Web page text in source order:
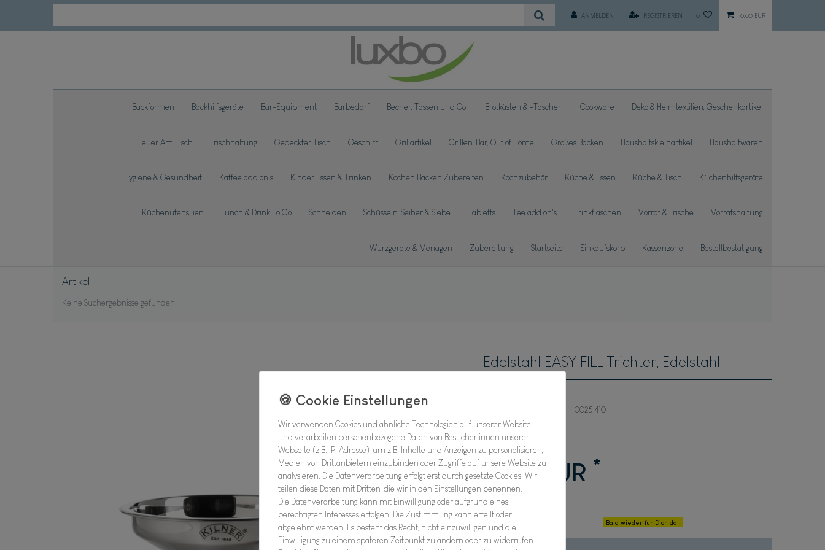
ANMELDEN REGISTRIEREN 0 0,00 EUR
Backformen Backhilfsgeräte Bar-Equipment Barbedarf Becher, Tassen und Co. Brotkästen & -Taschen Cookware Deko & Heimtextilien, Geschenkartikel
Feuer Am Tisch Frischhaltung Gedeckter Tisch Geschirr Grillartikel Grillen, Bar, Out of Home Großes Backen Haushaltskleinartikel Haushaltwaren
Hygiene & Gesundheit Kaffee add on's Kinder Essen & Trinken Kochen Backen Zubereiten Kochzubehör Küche & Essen Küche & Tisch Küchenhilfsgeräte
Küchenutensilien Lunch & Drink To Go Schneiden Schüsseln, Seiher & Siebe Tabletts Tee add on's Trinkflaschen Vorrat & Frische Vorratshaltung
Würzgeräte & Menagen Zubereitung Startseite Einkaufskorb Kassenzone Bestellbestätigung
Artikel
Keine Suchergebnisse gefunden.
Edelstahl EASY FILL Trichter, Edelstahl
0025.410
9,98 EUR *
Inhalt1
Verfügbarkeit: Bald wieder für Dich da !
Wir verwenden Cookies und ähnliche Technologien auf unserer Website
und verarbeiten personenbezogene Daten von Besucher:innen unserer
Webseite (z.B. IP-Adresse), um z.B. Inhalte und Anzeigen zu personalisieren,
Medien von Drittanbietern einzubinden oder Zugriffe auf unsere Website zu
analysieren. Die Datenverarbeitung erfolgt erst durch gesetzte Cookies. Wir
teilen diese Daten mit Dritten, die wir in den Einstellungen benennen.
Die Datenverarbeitung kann mit Einwilligung oder aufgrund eines
berechtigten Interesses erfolgen. Die Zustimmung kann erteilt oder
abgelehnt werden. Es besteht das Recht, nicht einzuwilligen und die
Einwilligung zu einem späteren Zeitpunkt zu ändern oder zu widerrufen.